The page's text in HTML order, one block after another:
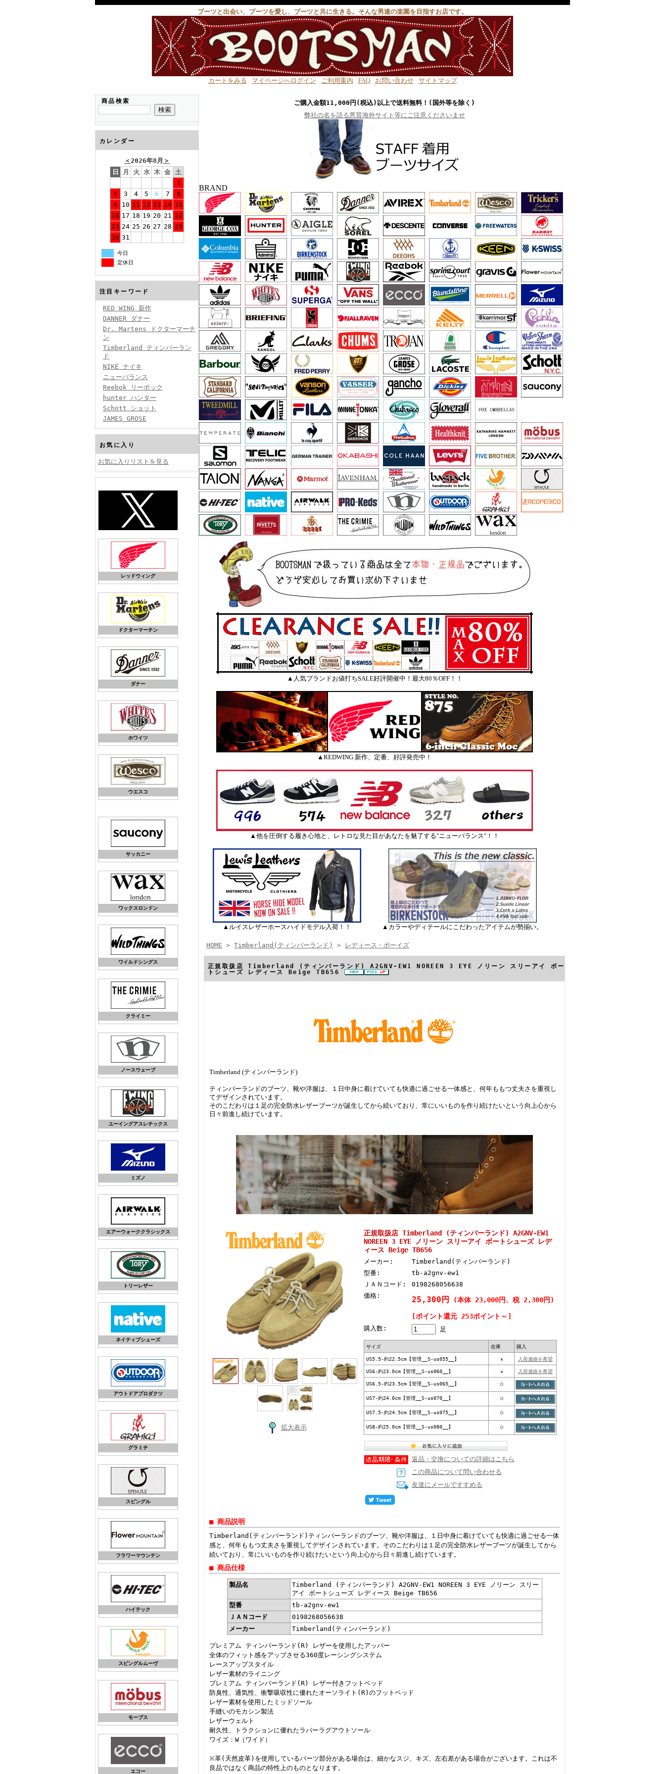
ブーツと出会い、ブーツを愛し、ブーツと共に生きる。そんな男達の楽園を目指すお店です。
カートをみる マイページへログイン ご利用案内 FAQ お問い合わせ サイトマップ
商品検索
カレンダー
＜2026年8月 ＞
日
月 火 水 木 金 土
1
2
3 4 5 6 7
8
9
10 11 12 13 14 15
16 17 18 19 20 21 22
23 24 25 26 27 28 29
30 31
今日
定休日
注目キーワード
RED WING 新作
DANNER ダナー
Dr. Martens ドクターマーチ
ン
Timberland ティンバーラン
ド
NIKE ナイキ
ニューバランス
Reebok リーボック
hunter ハンター
Schott ショット
JAMES GROSE
お気に入り
お気に入りリストを見る
レッドウィング
ドクターマーチン
ダナー
ホワイツ
ウエスコ
サッカニー
ワックスロンドン
ワイルドシングス
クライミー
ノースウェーブ
ユーイングアスレチックス
ミズノ
エアーウォーククラシックス
トリーレザー
ネイティブシューズ
アウトドアプロダクツ
グラミチ
スピングル
フラワーマウンテン
ハイテック
スピングルムーヴ
モーブス
エコー
ご購入金額11,000円(税込)以上で送料無料！(国外等を除く)
弊社の名を語る悪質海外サイト等にご注意くださいませ
BRAND
▲人気ブランドお値打ちSALE好評開催中！最大80％OFF！！
▲REDWING 新作、定番、好評発売中！
▲他を圧倒する履き心地と、レトロな見た目があなたを魅了する"ニューバランス"！！
▲ルイスレザーホースハイドモデル入荷！！ ▲カラーやディテールにこだわったアイテムが勢揃い。
HOME > Timberland(ティンバーランド) > レディース・ボーイズ
正規取扱店 Timberland (ティンバーランド) A2GNV-EW1 NOREEN 3 EYE ノリーン スリーアイ ボー
トシューズ レディース Beige TB656
Timberland (ティンバーランド)
ティンバーランドのブーツ、靴や洋服は、１日中身に着けていても快適に過ごせる一体感と、何年ももつ丈夫さを重視し
てデザインされています。
そのこだわりは１足の完全防水レザーブーツが誕生してから続いており、常にいいものを作り続けたいという向上心から
日々前進し続けています。
拡大表示
正規取扱店 Timberland (ティンバーランド) A2GNV-EW1
NOREEN 3 EYE ノリーン スリーアイ ボートシューズ レデ
ィース Beige TB656
メーカー:
Timberland(ティンバーランド)
型番:
tb-a2gnv-ew1
ＪＡＮコード:
0198268056638
価格:
25,300円 (本体 23,000円、税 2,300円)
[ポイント還元 253ポイント～]
購入数: 足
サイズ 在庫 購入
US5.5-約22.5cm【管理__S-us055__】 × 入荷連絡を希望
US6-約23.0cm【管理__S-us060__】 × 入荷連絡を希望
US6.5-約23.5cm【管理__S-us065__】 ○
US7-約24.0cm【管理__S-us070__】 ○
US7.5-約24.5cm【管理__S-us075__】 ○
US8-約25.0cm【管理__S-us080__】 ○
返品・交換についての詳細はこちら
この商品について問い合わせる
友達にメールですすめる
■ 商品説明
Timberland(ティンバーランド)ティンバーランドのブーツ、靴や洋服は、１日中身に着けていても快適に過ごせる一体
感と、何年ももつ丈夫さを重視してデザインされています。そのこだわりは１足の完全防水レザーブーツが誕生してから
続いており、常にいいものを作り続けたいという向上心から日々前進し続けています。
■ 商品仕様
製品名
Timberland (ティンバーランド) A2GNV-EW1 NOREEN 3 EYE ノリーン スリー
アイ ボートシューズ レディース Beige TB656
型番
tb-a2gnv-ew1
ＪＡＮコード
0198268056638
メーカー
Timberland(ティンバーランド)
プレミアム ティンバーランド(R) レザーを使用したアッパー
全体のフィット感をアップさせる360度レーシングシステム
レースアップスタイル
レザー素材のライニング
プレミアム ティンバーランド(R) レザー付きフットベッド
防臭性、通気性、衝撃吸収性に優れたオーソライト(R)のフットベッド
レザー素材を使用したミッドソール
手縫いのモカシン製法
レザーウェルト
耐久性、トラクションに優れたラバーラグアウトソール
ワイズ：W（ワイド）
※革(天然皮革)を使用しているパーツ部分がある場合は、細かなスジ、キズ、左右差がある場合がございます。これは不
良品ではなく商品の特性上のものとなります。